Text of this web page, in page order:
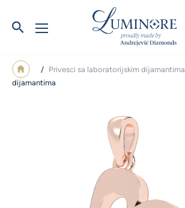
/ Privesci sa laboratorijskim dijamantima
dijamantima